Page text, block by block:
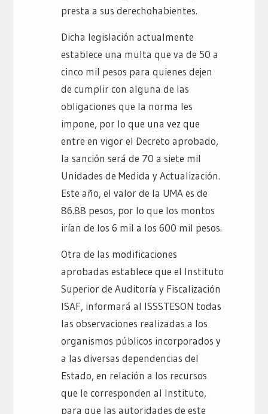
presta a sus derechohabientes.
Dicha legislación actualmente
establece una multa que va de 50 a
cinco mil pesos para quienes dejen
de cumplir con alguna de las
obligaciones que la norma les
impone, por lo que una vez que
entre en vigor el Decreto aprobado,
la sanción será de 70 a siete mil
Unidades de Medida y Actualización.
Este año, el valor de la UMA es de
86.88 pesos, por lo que los montos
irían de los 6 mil a los 600 mil pesos.
Otra de las modificaciones
aprobadas establece que el Instituto
Superior de Auditoría y Fiscalización
ISAF, informará al ISSSTESON todas
las observaciones realizadas a los
organismos públicos incorporados y
a las diversas dependencias del
Estado, en relación a los recursos
que le corresponden al Instituto,
para que las autoridades de este